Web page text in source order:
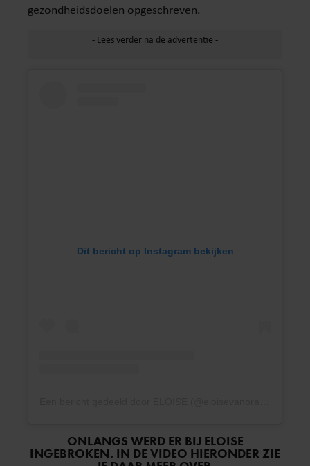
gezondheidsdoelen opgeschreven.
Dit bericht op Instagram bekijken
ONLANGS WERD ER BIJ ELOISE
INGEBROKEN. IN DE VIDEO HIERONDER ZIE